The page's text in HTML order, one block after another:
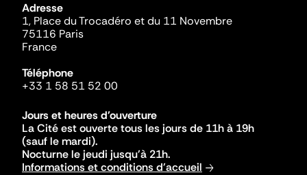
Adresse
1, Place du Trocadéro et du 11 Novembre
75116 Paris
France
Téléphone
+33 1 58 51 52 00
Jours et heures d'ouverture
La Cité est ouverte tous les jours de 11h à 19h
(sauf le mardi).
Nocturne le jeudi jusqu'à 21h.
Informations et conditions d'accueil